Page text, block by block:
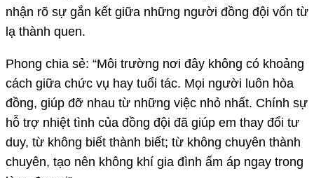
nhận rõ sự gắn kết giữa những người đồng đội vốn từ
lạ thành quen.
Phong chia sẻ: “Môi trường nơi đây không có khoảng
cách giữa chức vụ hay tuổi tác. Mọi người luôn hòa
đồng, giúp đỡ nhau từ những việc nhỏ nhất. Chính sự
hỗ trợ nhiệt tình của đồng đội đã giúp em thay đổi tư
duy, từ không biết thành biết; từ không chuyên thành
chuyên, tạo nên không khí gia đình ấm áp ngay trong